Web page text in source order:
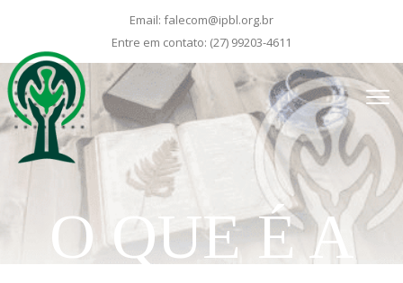
Email: falecom@ipbl.org.br
Entre em contato: (27) 99203-4611
O QUE É A